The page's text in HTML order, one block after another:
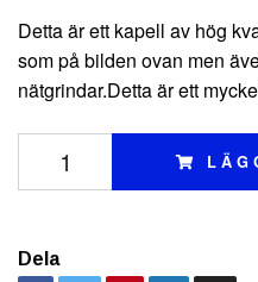
Detta är ett kapell av hög
som på bilden ovan men
nätgrindar.Detta är ett
Dela